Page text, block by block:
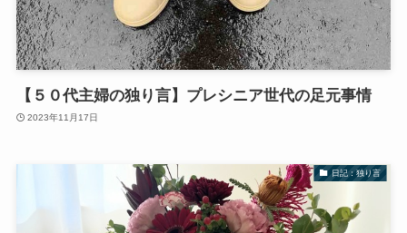
【５０代主婦の独り言】プレシニア世代の足元事情
2023年11月17日
日記：独り言